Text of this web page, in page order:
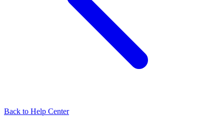
Back to Help Center